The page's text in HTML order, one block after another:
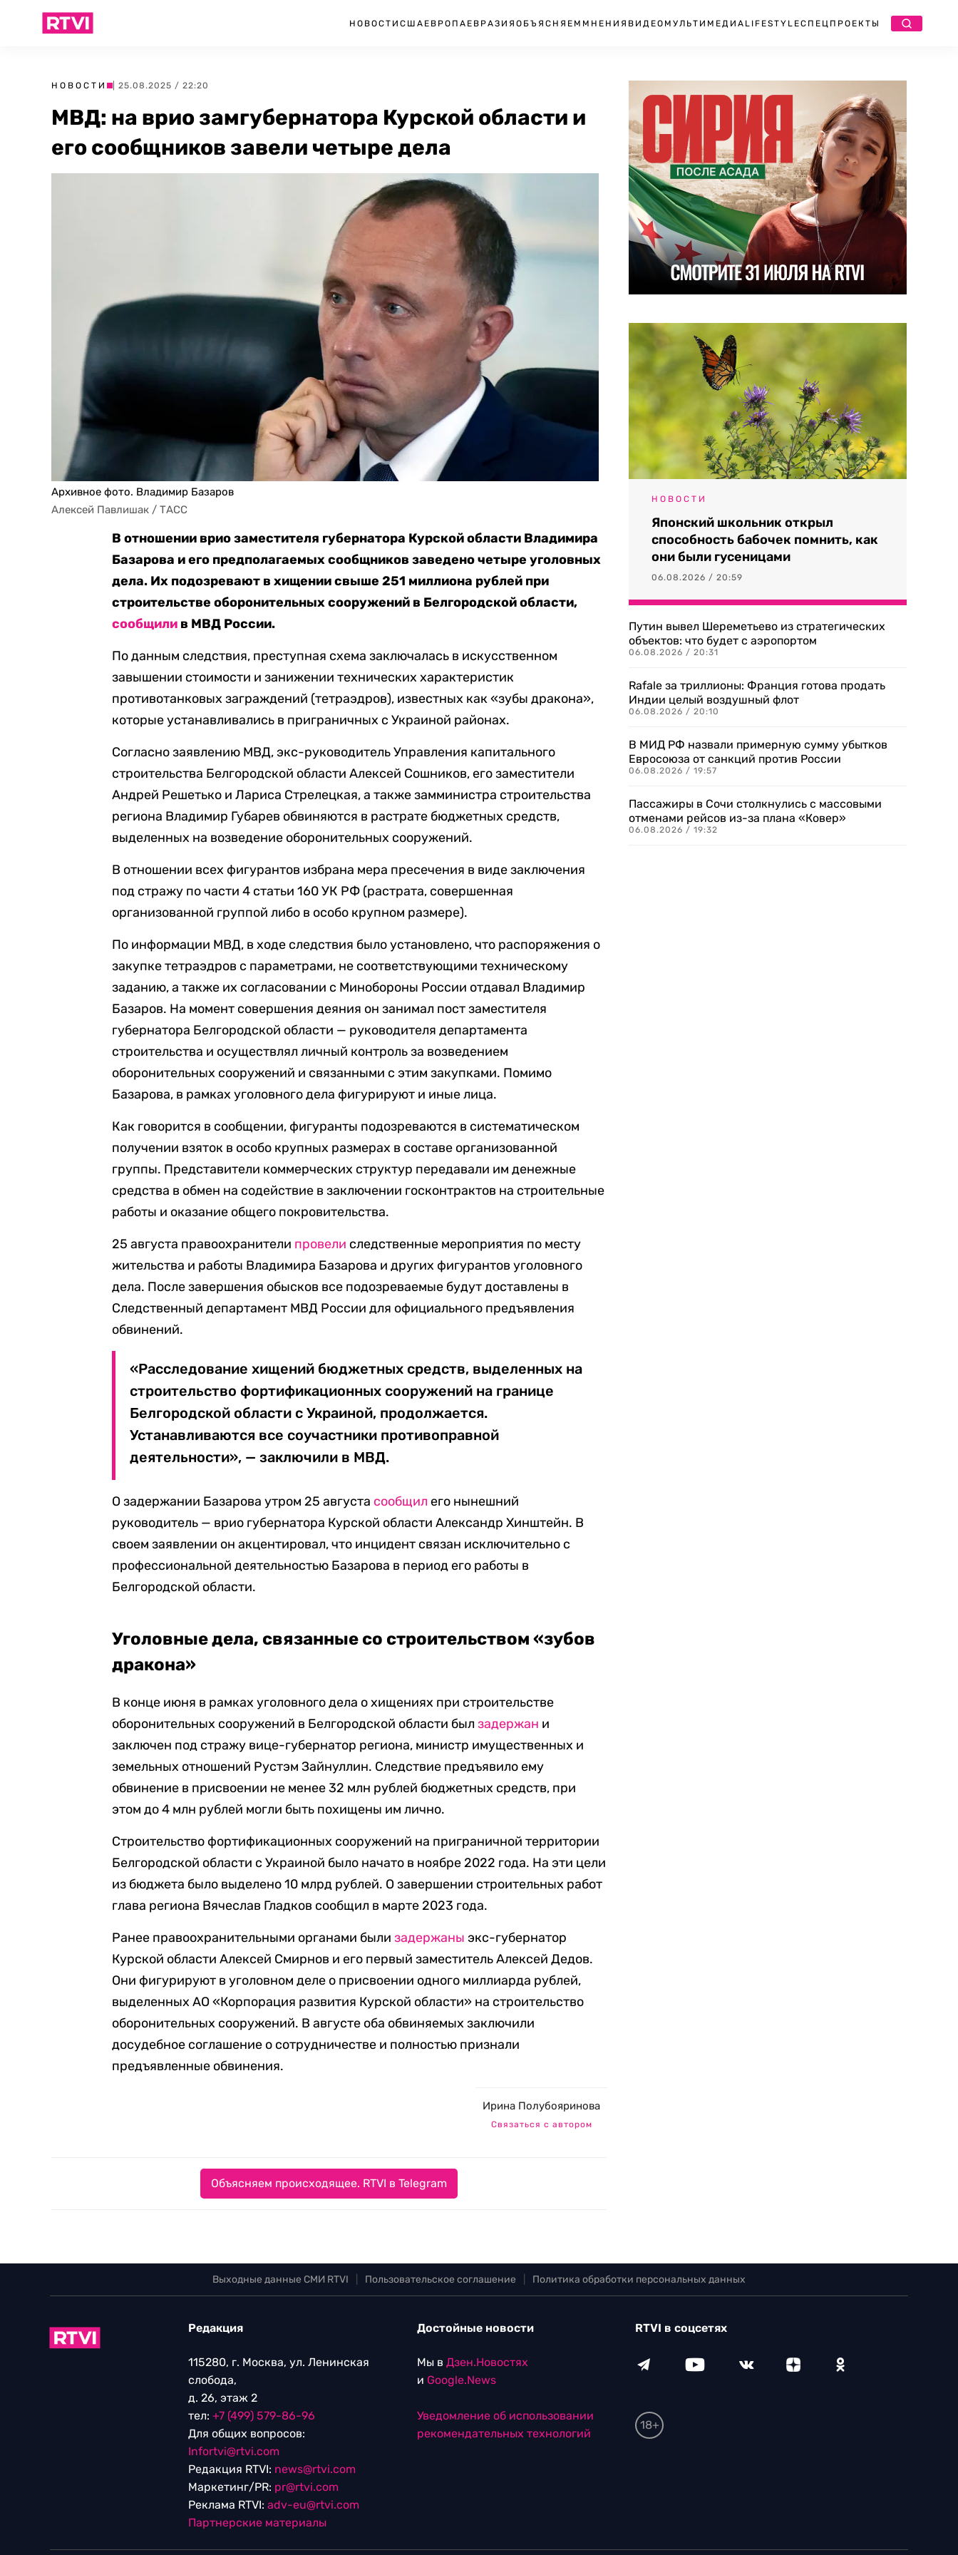
НОВОСТИ США ЕВРОПА ЕВРАЗИЯ ОБЪЯСНЯЕМ МНЕНИЯ ВИДЕО МУЛЬТИМЕДИА LIFESTYLEСПЕЦПРОЕКТЫ
НОВОСТИ | 25.08.2025 / 22:20
МВД: на врио замгубернатора Курской области и
его сообщников завели четыре дела
Архивное фото. Владимир Базаров
Алексей Павлишак / ТАСС
В отношении врио заместителя губернатора Курской области Владимира
Базарова и его предполагаемых сообщников заведено четыре уголовных
дела. Их подозревают в хищении свыше 251 миллиона рублей при
строительстве оборонительных сооружений в Белгородской области,
сообщили в МВД России.
По данным следствия, преступная схема заключалась в искусственном
завышении стоимости и занижении технических характеристик
противотанковых заграждений (тетраэдров), известных как «зубы дракона»,
которые устанавливались в приграничных с Украиной районах.
Согласно заявлению МВД, экс-руководитель Управления капитального
строительства Белгородской области Алексей Сошников, его заместители
Андрей Решетько и Лариса Стрелецкая, а также замминистра строительства
региона Владимир Губарев обвиняются в растрате бюджетных средств,
выделенных на возведение оборонительных сооружений.
В отношении всех фигурантов избрана мера пресечения в виде заключения
под стражу по части 4 статьи 160 УК РФ (растрата, совершенная
организованной группой либо в особо крупном размере).
По информации МВД, в ходе следствия было установлено, что распоряжения о
закупке тетраэдров с параметрами, не соответствующими техническому
заданию, а также их согласовании с Минобороны России отдавал Владимир
Базаров. На момент совершения деяния он занимал пост заместителя
губернатора Белгородской области — руководителя департамента
строительства и осуществлял личный контроль за возведением
оборонительных сооружений и связанными с этим закупками. Помимо
Базарова, в рамках уголовного дела фигурируют и иные лица.
Как говорится в сообщении, фигуранты подозреваются в систематическом
получении взяток в особо крупных размерах в составе организованной
группы. Представители коммерческих структур передавали им денежные
средства в обмен на содействие в заключении госконтрактов на строительные
работы и оказание общего покровительства.
25 августа правоохранители провели следственные мероприятия по месту
жительства и работы Владимира Базарова и других фигурантов уголовного
дела. После завершения обысков все подозреваемые будут доставлены в
Следственный департамент МВД России для официального предъявления
обвинений.
«Расследование хищений бюджетных средств, выделенных на
строительство фортификационных сооружений на границе
Белгородской области с Украиной, продолжается.
Устанавливаются все соучастники противоправной
деятельности», — заключили в МВД.
О задержании Базарова утром 25 августа сообщил его нынешний
руководитель — врио губернатора Курской области Александр Хинштейн. В
своем заявлении он акцентировал, что инцидент связан исключительно с
профессиональной деятельностью Базарова в период его работы в
Белгородской области.
Уголовные дела, связанные со строительством «зубов
дракона»
В конце июня в рамках уголовного дела о хищениях при строительстве
оборонительных сооружений в Белгородской области былзадержан и
заключен под стражу вице-губернатор региона, министр имущественных и
земельных отношений Рустэм Зайнуллин. Следствие предъявило ему
обвинение в присвоении не менее 32 млн рублей бюджетных средств, при
этом до 4 млн рублей могли быть похищены им лично.
Строительство фортификационных сооружений на приграничной территории
Белгородской области с Украиной было начато в ноябре 2022 года. На эти цели
из бюджета было выделено 10 млрд рублей. О завершении строительных работ
глава региона Вячеслав Гладков сообщил в марте 2023 года.
Ранее правоохранительными органами былизадержаны экс-губернатор
Курской области Алексей Смирнов и его первый заместитель Алексей Дедов.
Они фигурируют в уголовном деле о присвоении одного миллиарда рублей,
выделенных АО «Корпорация развития Курской области» на строительство
оборонительных сооружений. В августе оба обвиняемых заключили
досудебное соглашение о сотрудничестве и полностью признали
предъявленные обвинения.
Ирина Полубояринова
Связаться с автором
Объясняем происходящее. RTVI в Telegram
НОВОСТИ
Японский школьник открыл
способность бабочек помнить, как
они были гусеницами
06.08.2026 / 20:59
Путин вывел Шереметьево из стратегических
объектов: что будет с аэропортом
06.08.2026 / 20:31
Rafale за триллионы: Франция готова продать
Индии целый воздушный флот
06.08.2026 / 20:10
В МИД РФ назвали примерную сумму убытков
Евросоюза от санкций против России
06.08.2026 / 19:57
Пассажиры в Сочи столкнулись с массовыми
отменами рейсов из-за плана «Ковер»
06.08.2026 / 19:32
Выходные данные СМИ RTVI Пользовательское соглашение Политика обработки персональных данных
Редакция
115280, г. Москва, ул. Ленинская
слобода,
д. 26, этаж 2
тел: +7 (499) 579-86-96
Для общих вопросов:
Infortvi@rtvi.com
Редакция RTVI: news@rtvi.com
Маркетинг/PR: pr@rtvi.com
Реклама RTVI: adv-eu@rtvi.com
Партнерские материалы
Достойные новости
Мы в Дзен.Новостях
и Google.News
Уведомление об использовании
рекомендательных технологий
RTVI в соцсетях
18+